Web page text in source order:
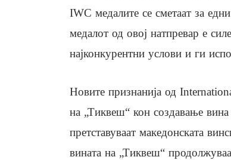
IWC медалите се сметаат за
медалот од овој натпревар е
најконкурентни услови и ги
Новите признанија од
на „Тиквеш“ кон создавање вина
претставуваат македонската
вината на „Тиквеш“